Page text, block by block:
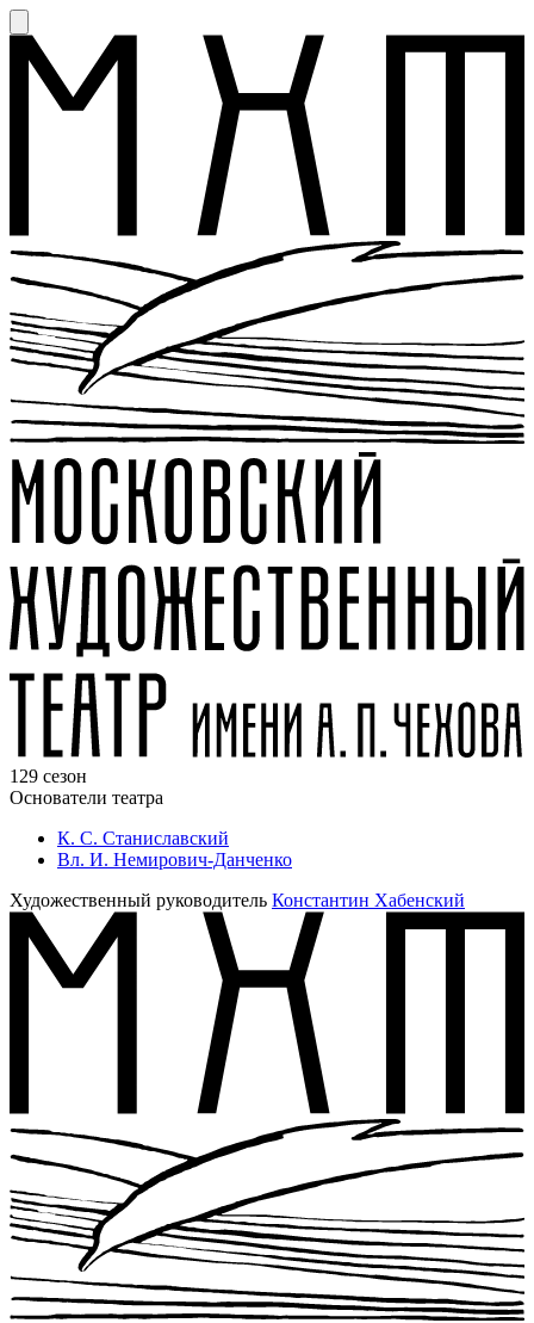
129 сезон
Основатели театра
К. С. Станиславский
Вл. И. Немирович-Данченко
Художественный руководитель Константин Хабенский